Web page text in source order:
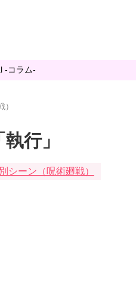
-コラム-
行」
シーン（呪術廻戦）